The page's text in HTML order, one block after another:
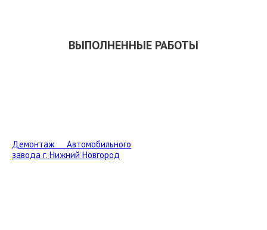
ВЫПОЛНЕННЫЕ РАБОТЫ
Демонтаж Автомобильного
завода г. Нижний Новгород